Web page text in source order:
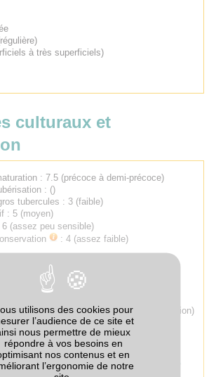
à très superficiels)
culturaux et
: 7.5 (précoce à demi-précoce)
: ()
tubercules : 3 (faible)
: 5 (moyen)
6 (assez peu sensible)
: 4 (assez faible)
DE FONTENAY (Source GEVES)
(Valeur estimée par ARVALIS)
pluriannuels post-inscription)
(Résultats pluriannuels post-inscription)
aux bioagresseurs
utilisons des cookies pour
l’audience de ce site et
nous permettre de mieux
répondre à vos besoins en
nos contenus et en
l’ergonomie de notre